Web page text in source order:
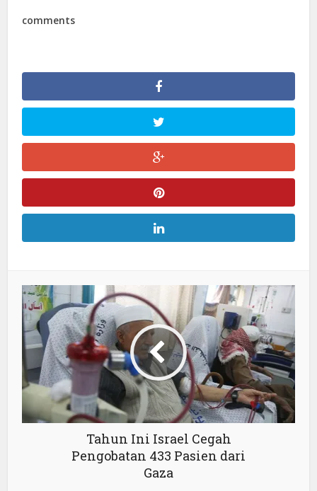
comments
Tahun Ini Israel Cegah
Pengobatan 433 Pasien dari
Gaza